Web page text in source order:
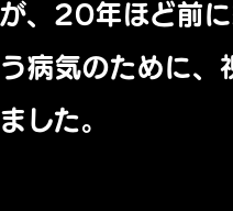
が、20年ほど前
う病気のために、
ました。